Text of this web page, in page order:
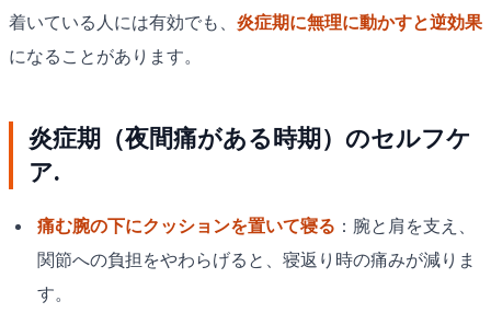
着いている人には有効でも、 炎症期に無理に動かすと逆効果
になることがあります。
炎症期（夜間痛がある時期）のセルフケ
ア.
痛む腕の下にクッションを置いて寝る ：腕と肩を支え、
関節への負担をやわらげると、寝返り時の痛みが減りま
す。